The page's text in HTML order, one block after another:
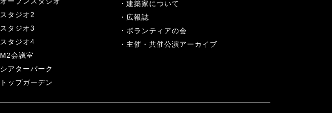
スタジオ2
スタジオ3
スタジオ4
M2会議室
シアターパーク
トップガーデン
建築家について
広報誌
ボランティアの会
主催・共催公演アーカイブ